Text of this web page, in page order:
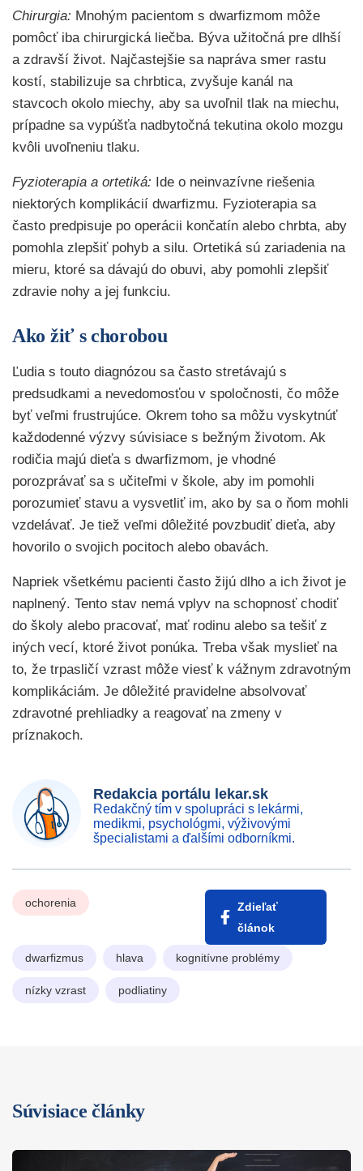
Chirurgia: Mnohým pacientom s dwarfizmom môže
pomôcť iba chirurgická liečba. Býva užitočná pre dlhší
a zdravší život. Najčastejšie sa napráva smer rastu
kostí, stabilizuje sa chrbtica, zvyšuje kanál na
stavcoch okolo miechy, aby sa uvoľnil tlak na miechu,
prípadne sa vypúšťa nadbytočná tekutina okolo mozgu
kvôli uvoľneniu tlaku.
Fyzioterapia a ortetiká: Ide o neinvazívne riešenia
niektorých komplikácií dwarfizmu. Fyzioterapia sa
často predpisuje po operácii končatín alebo chrbta, aby
pomohla zlepšiť pohyb a silu. Ortetiká sú zariadenia na
mieru, ktoré sa dávajú do obuvi, aby pomohli zlepšiť
zdravie nohy a jej funkciu.
Ako žiť s chorobou
Ľudia s touto diagnózou sa často stretávajú s
predsudkami a nevedomosťou v spoločnosti, čo môže
byť veľmi frustrujúce. Okrem toho sa môžu vyskytnúť
každodenné výzvy súvisiace s bežným životom. Ak
rodičia majú dieťa s dwarfizmom, je vhodné
porozprávať sa s učiteľmi v škole, aby im pomohli
porozumieť stavu a vysvetliť im, ako by sa o ňom mohli
vzdelávať. Je tiež veľmi dôležité povzbudiť dieťa, aby
hovorilo o svojich pocitoch alebo obavách.
Napriek všetkému pacienti často žijú dlho a ich život je
naplnený. Tento stav nemá vplyv na schopnosť chodiť
do školy alebo pracovať, mať rodinu alebo sa tešiť z
iných vecí, ktoré život ponúka. Treba však myslieť na
to, že trpasličí vzrast môže viesť k vážnym zdravotným
komplikáciám. Je dôležité pravidelne absolvovať
zdravotné prehliadky a reagovať na zmeny v
príznakoch.
Redakcia portálu lekar.sk
Redakčný tím v spolupráci s lekármi,
medikmi, psychológmi, výživovými
špecialistami a ďalšími odborníkmi.
ochorenia
Zdieľať
článok
dwarfizmus hlava kognitívne problémy
nízky vzrast podliatiny
Súvisiace články